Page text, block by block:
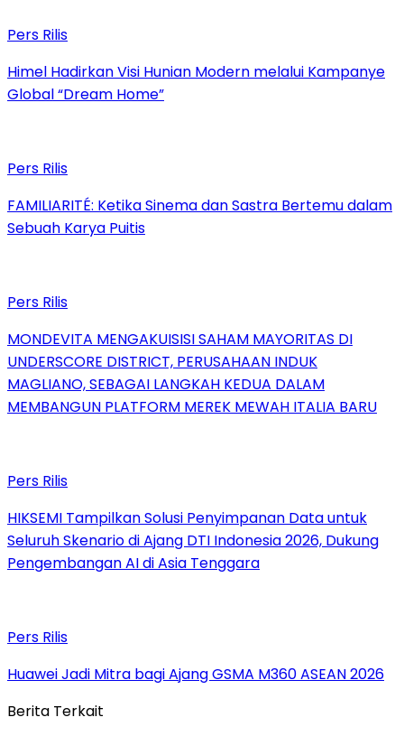
Pers Rilis
Himel Hadirkan Visi Hunian Modern melalui Kampanye
Global “Dream Home”
Pers Rilis
FAMILIARITÉ: Ketika Sinema dan Sastra Bertemu dalam
Sebuah Karya Puitis
Pers Rilis
MONDEVITA MENGAKUISISI SAHAM MAYORITAS DI
UNDERSCORE DISTRICT, PERUSAHAAN INDUK
MAGLIANO, SEBAGAI LANGKAH KEDUA DALAM
MEMBANGUN PLATFORM MEREK MEWAH ITALIA BARU
Pers Rilis
HIKSEMI Tampilkan Solusi Penyimpanan Data untuk
Seluruh Skenario di Ajang DTI Indonesia 2026, Dukung
Pengembangan AI di Asia Tenggara
Pers Rilis
Huawei Jadi Mitra bagi Ajang GSMA M360 ASEAN 2026
Berita Terkait